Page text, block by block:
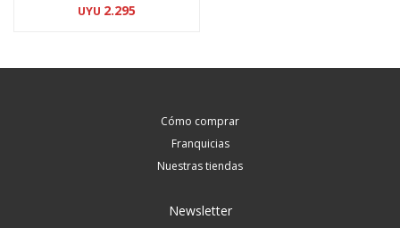
UYU 2.295
Cómo comprar
Franquicias
Nuestras tiendas
Newsletter